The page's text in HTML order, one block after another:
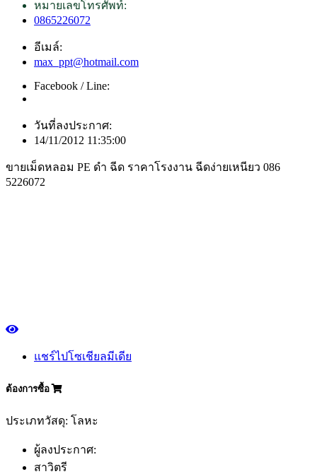
หมายเลขโทรศัพท์:
0865226072
อีเมล์:
max_ppt@hotmail.com
Facebook / Line:
วันที่ลงประกาศ:
14/11/2012 11:35:00
ขายเม็ดหลอม PE ดำ ฉีด ราคาโรงงาน ฉีดง่ายเหนียว 086
5226072
แชร์ไปโซเชียลมีเดีย
ต้องการซื้อ
ประเภทวัสดุ: โลหะ
ผู้ลงประกาศ:
สาวิตรี